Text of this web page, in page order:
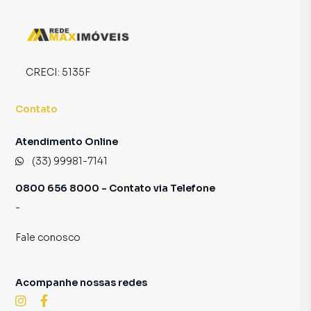
inquilinos.
CRECI: 5135F
Contato
Atendimento Online
(33) 99981-7141
0800 656 8000 - Contato via Telefone
-
Fale conosco
Acompanhe nossas redes